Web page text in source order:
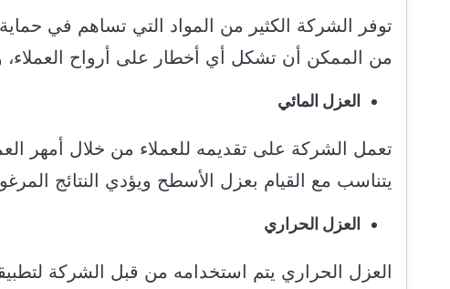
توفر الشركة الكثير من المواد التي تساهم في
من الممكن أن تشكل أي أخطار على أرواح العملاء،
العزل المائي
تعمل الشركة على تقديمه للعملاء من خلال أمهر
يتناسب مع القيام بعزل الأسطح ويؤدي النتائج
العزل الحراري
العزل الحراري يتم استخدامه من قبل الشركة